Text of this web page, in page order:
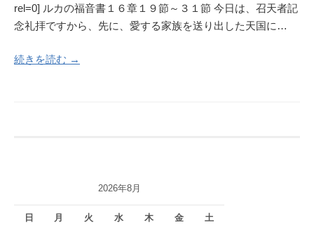
rel=0] ルカの福音書１６章１９節～３１節 今日は、召天者記
念礼拝ですから、先に、愛する家族を送り出した天国に…
続きを読む →
2026年8月
日 月 火 水 木 金 土